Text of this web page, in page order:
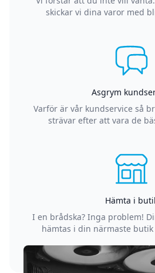
skickar vi dina varor med
Asgrym
Varför är vår kundservice så
strävar efter att vara de
Hämta i
I en brådska? Inga problem!
hämtas i din närmaste